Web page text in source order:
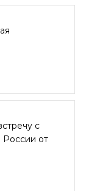
с
России от